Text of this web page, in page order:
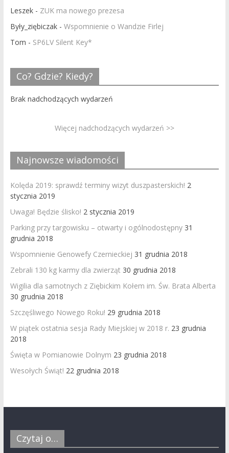
Leszek- ZUK ma nowego prezesa
Były_ziębiczak- Wspomnienie o Wandzie Firlej
Tom - SP6LV Silent Key*
Co? Gdzie? Kiedy?
Brak nadchodzących wydarzeń
Więcej nadchodzących wydarzeń >>
Najnowsze wiadomości
Kolęda 2019: sprawdź terminy wizyt duszpasterskich! 2
stycznia 2019
Uwaga! Będzie ślisko! 2 stycznia 2019
Parking przy targowisku – otwarty i ogólnodostępny 31
grudnia 2018
Wspomnienie Genowefy Czernieckiej 31 grudnia 2018
Zebrali 130 kg karmy dla zwierząt 30 grudnia 2018
Wigilia dla samotnych z Ziębickim Kołem im. Św. Brata Alberta
30 grudnia 2018
Szczęśliwego Nowego Roku! 29 grudnia 2018
W piątek ostatnia sesja Rady Miejskiej w 2018 r. 23 grudnia
2018
Święta w Pomianowie Dolnym 23 grudnia 2018
Wesołych Świąt! 22 grudnia 2018
Czytaj o…